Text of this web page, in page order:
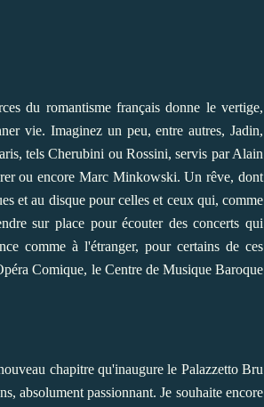
du romantisme français donne le vertige,
vie. Imaginez un peu, entre autres, Jadin,
tels Cherubini ou Rossini, servis par Alain
ou encore Marc Minkowski. Un rêve, dont
et au disque pour celles et ceux qui, comme
sur place pour écouter des concerts qui
comme à l'étranger, pour certains de ces
Comique, le Centre de Musique Baroque
chapitre qu'inaugure le Palazzetto Bru
absolument passionnant. Je souhaite encore